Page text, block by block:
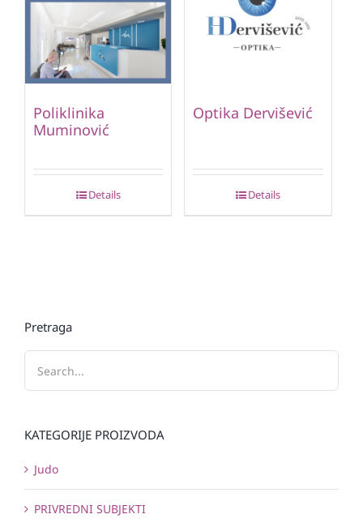
Poliklinika
Muminović
Details
Optika Dervišević
Details
Pretraga
KATEGORIJE PROIZVODA
Judo
PRIVREDNI SUBJEKTI